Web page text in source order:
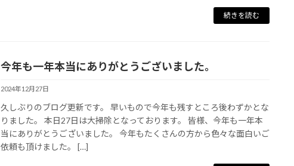
続きを読む
今年も一年本当にありがとうございました。
2024年12月27日
久しぶりのブログ更新です。 早いもので今年も残すところ後わずかとな
りました。 本日27日は大掃除となっております。 皆様、今年も一年本
当にありがとうございました。 今年もたくさんの方から色々な面白いご
依頼も頂けました。 […]